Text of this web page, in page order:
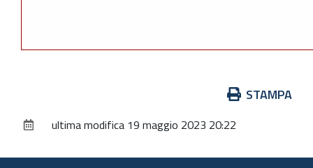
documento
STAMPA
ultima modifica 19 maggio 2023 20:22